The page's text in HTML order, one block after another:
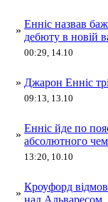
»
Енніс назвав
дебюту в новій
00:29, 14.10
» Джарон Енніс
09:13, 13.10
»
Енніс йде по
абсолютного
13:20, 10.10
»
Кроуфорд
над Альваресом